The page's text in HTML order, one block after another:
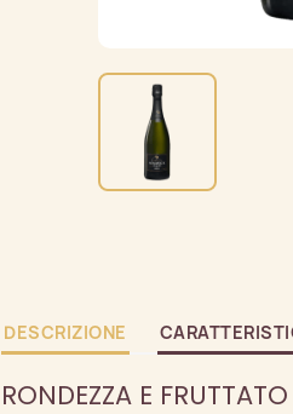
DESCRIZIONE
RONDEZZA E